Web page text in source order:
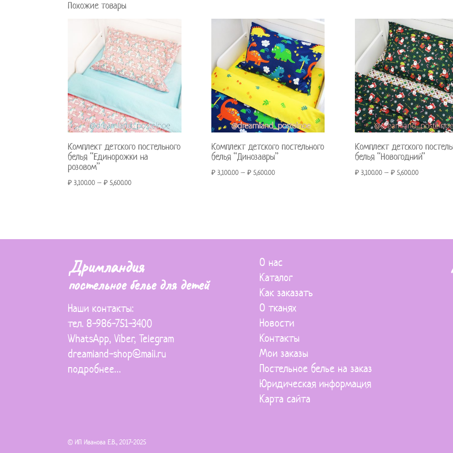
Похожие товары
Комплект детского постельного
белья “Единорожки на
розовом”
₽ 3,100.00 –₽ 5,600.00
Комплект детского постельного
белья “Динозавры”
₽3,100.00– ₽5,600.00
Комплект детского
белья “Новогодний”
₽3,100.00– ₽5,600.00
Дримландия
постельное белье для детей
Наши контакты:
тел. 8-986-751-3400
WhatsApp,Viber,Telegram
dreamland-shop@mail.ru
подробнее…
О нас
Каталог
Как заказать
О тканях
Новости
Контакты
Мои заказы
Постельное белье на заказ
Юридическая информация
Карта сайта
© ИП Иванова Е.В., 2017-2025